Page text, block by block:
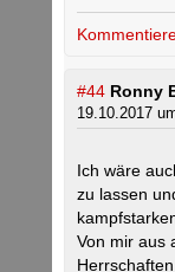
#44 Ronny
19.10.2017
Ich wäre
zu lassen
Von mir aus